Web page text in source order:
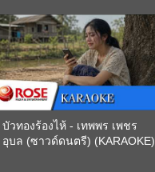
บัวทองร้องไห้ - เทพพร เพชร
อุบล (ซาวด์ดนตรี) (KARAOKE)